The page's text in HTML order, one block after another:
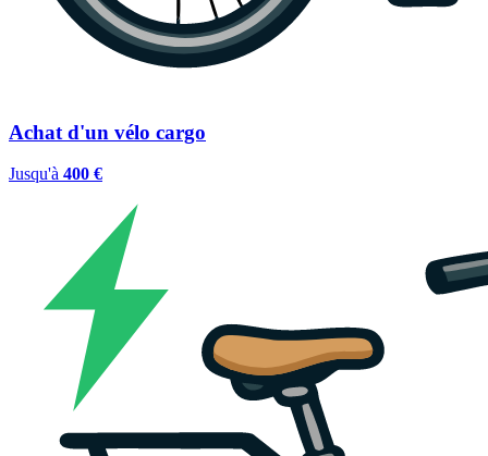
Achat d'un vélo cargo
Jusqu'à 400 €